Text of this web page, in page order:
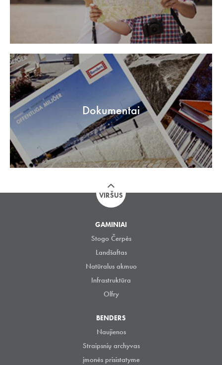
Dokumentai
VIRŠUS
GAMINIAI
Stogo Čerpės
Landšaftas
Natūralus akmuo
Infrastruktūra
Olfry
BENDERS
Naujienos
Straipsnių archyvas
įmonės prisistatyme